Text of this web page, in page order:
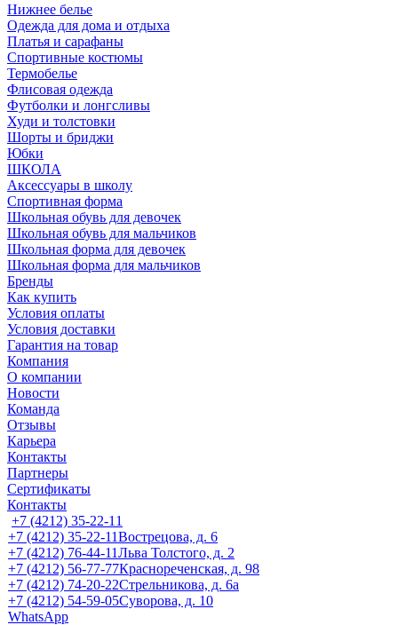
Нижнее белье
Одежда для дома и отдыха
Платья и сарафаны
Спортивные костюмы
Термобелье
Флисовая одежда
Футболки и лонгсливы
Худи и толстовки
Шорты и бриджи
Юбки
ШКОЛА
Аксессуары в школу
Спортивная форма
Школьная обувь для девочек
Школьная обувь для мальчиков
Школьная форма для девочек
Школьная форма для мальчиков
Бренды
Как купить
Условия оплаты
Условия доставки
Гарантия на товар
Компания
О компании
Новости
Команда
Отзывы
Карьера
Контакты
Партнеры
Сертификаты
Контакты
+7 (4212) 35-22-11
+7 (4212) 35-22-11Вострецова, д. 6
+7 (4212) 76-44-11Льва Толстого, д. 2
+7 (4212) 56-77-77Краснореченская, д. 98
+7 (4212) 74-20-22Стрельникова, д. 6а
+7 (4212) 54-59-05Суворова, д. 10
WhatsApp